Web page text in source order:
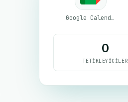
Google Calendar
0
TETIKLEYICILER